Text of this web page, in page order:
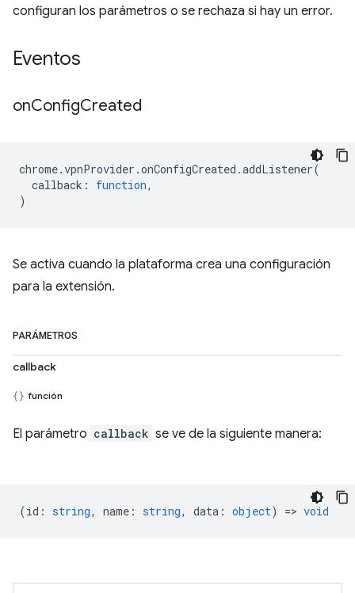
configuran los parámetros o se rechaza si hay un error.
Eventos
onConfigCreated
chrome.vpnProvider .onConfigCreated .addListener(
callback : function,
)
Se activa cuando la plataforma crea una configuración
para la extensión.
PARÁMETROS
callback
función
El parámetro callback se ve de la siguiente manera:
(id : string, name : string, data : object) => void